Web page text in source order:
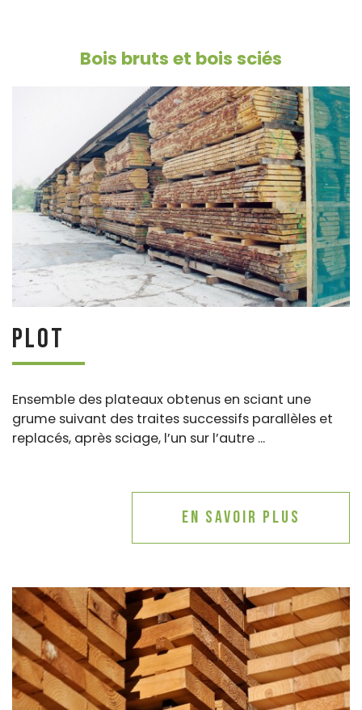
Bois bruts et bois sciés
Plot
Ensemble des plateaux obtenus en sciant une
grume suivant des traites successifs parallèles et
replacés, après sciage, l’un sur l’autre ...
En savoir plus